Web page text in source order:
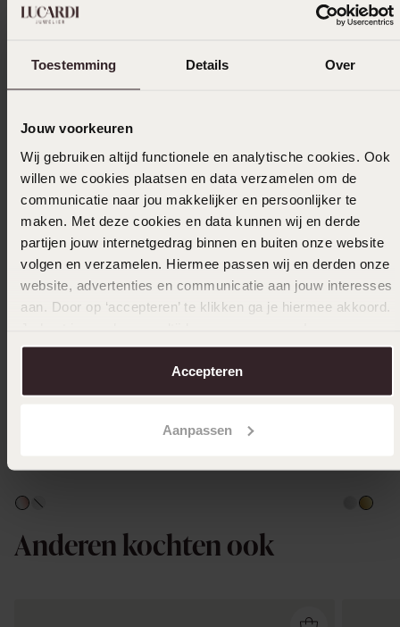
Toestemming Details Over
Jouw voorkeuren
Wij gebruiken altijd functionele en analytische cookies. Ook
willen we cookies plaatsen en data verzamelen om de
communicatie naar jou makkelijker en persoonlijker te
maken. Met deze cookies en data kunnen wij en derde
partijen jouw internetgedrag binnen en buiten onze website
volgen en verzamelen. Hiermee passen wij en derden onze
website, advertenties en communicatie aan jouw interesses
aan. Door op ‘accepteren’ te klikken ga je hiermee akkoord.
over in onscookiebeleid.
Accepteren
Aanpassen
Stainless steel roséplated herenliefdesring
Seville
44.9922 50
-50% Personaliseer
1999
Anderen kochten ook